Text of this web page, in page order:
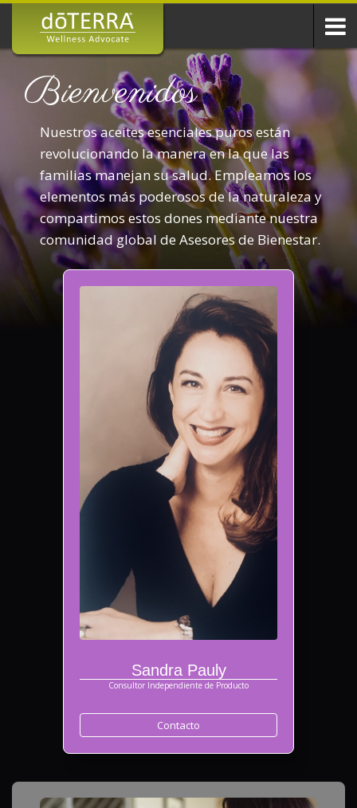
Bienvenidos
Nuestros aceites esenciales puros están
revolucionando la manera en la que las
familias manejan su salud. Empleamos los
elementos más poderosos de la naturaleza y
compartimos estos dones mediante nuestra
comunidad global de Asesores de Bienestar.
Sandra Pauly
Consultor Independiente de Producto
Contacto